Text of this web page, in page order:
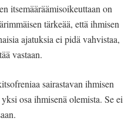
itsemääräämisoikeuttaan on
tärkeää, että ihmisen
ajatuksia ei pidä vahvistaa,
vastaan.
sairastavan ihmisen
osa ihmisenä olemista. Se ei